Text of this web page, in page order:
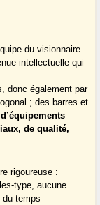
du visionnaire
intellectuelle qui
donc également par
; des barres et
de qualité,
rigoureuse :
type, aucune
du temps